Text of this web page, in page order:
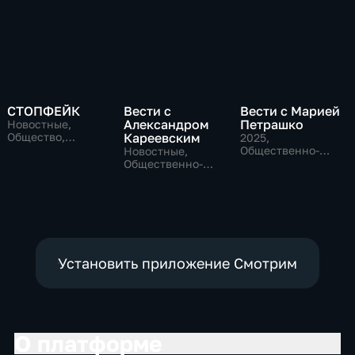
СТОПФЕЙК
Новостные,
Общество,
Вести с
Александром
Кареевским
Новостные,
Общественно-
Вести с Марией
Петрашко
2025,
Общественно-
Установить приложение Смотрим